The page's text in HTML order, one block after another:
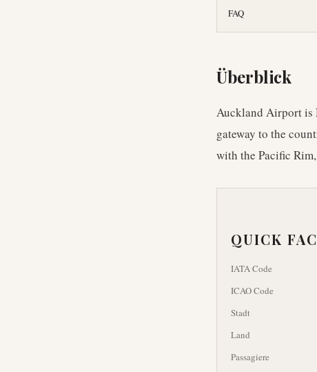
FAQ
Überblick
Auckland Airport is
gateway to the
with the Pacific
QUICK
IATA Code
ICAO Code
Stadt
Land
Passagiere